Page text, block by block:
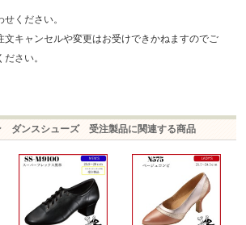
せください。
文キャンセルや変更はお受けできかねますのでご
さい。
ンスシューズ 受注製品に関連する商品